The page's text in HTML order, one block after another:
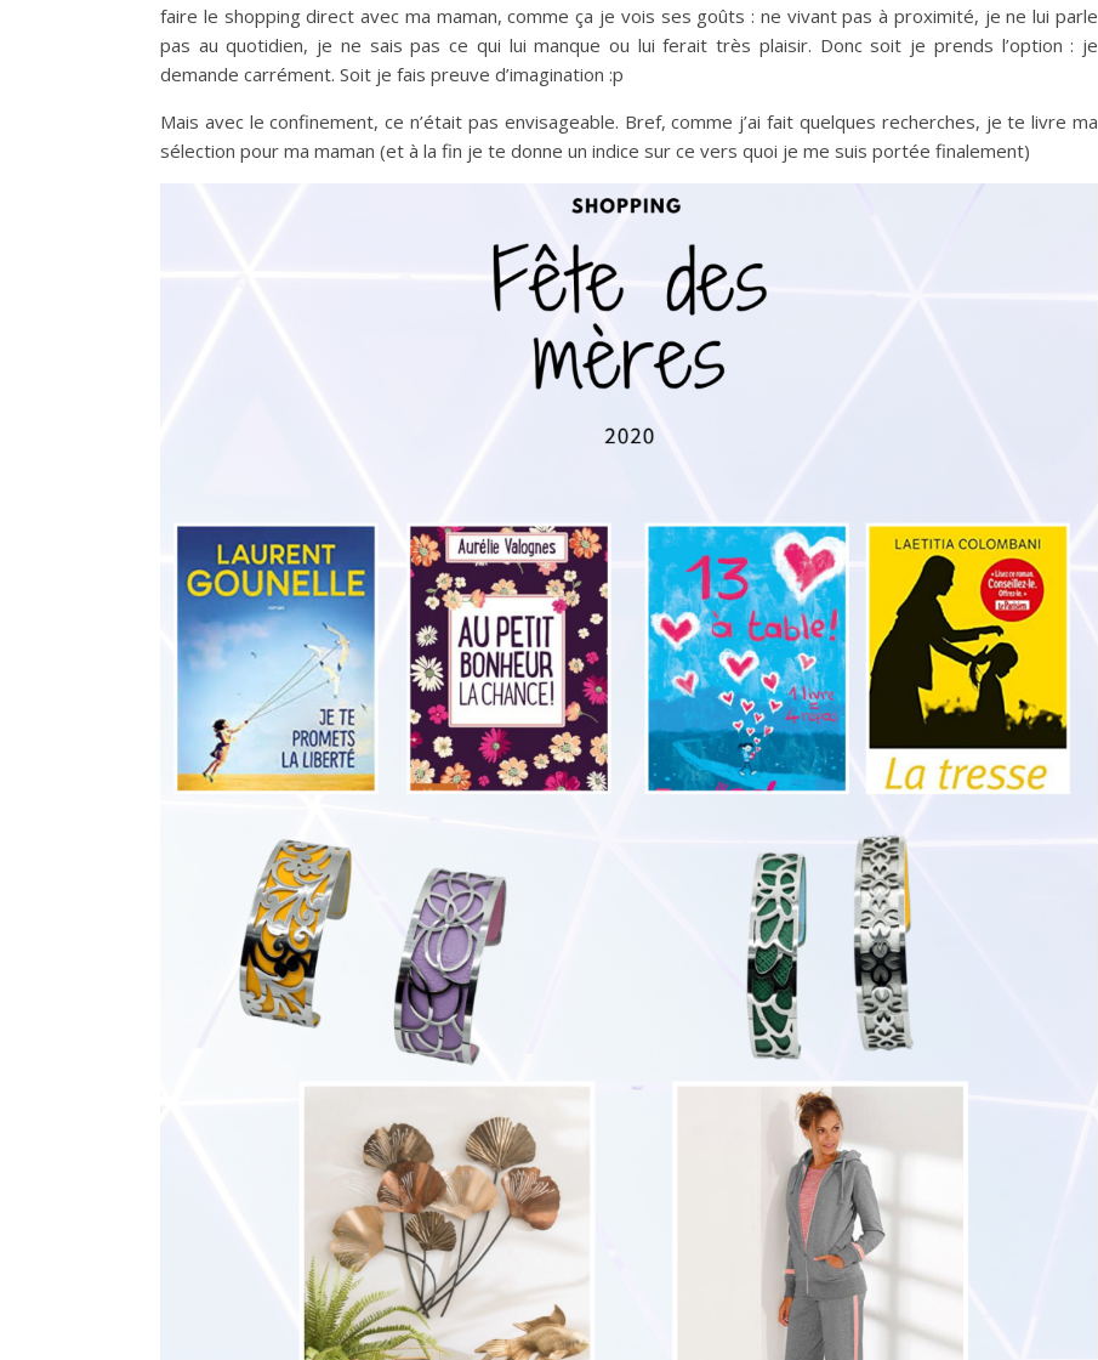
faire le shopping direct avec ma maman, comme ça je vois ses goûts : ne vivant pas à proximité, je ne lui parle
pas au quotidien, je ne sais pas ce qui lui manque ou lui ferait très plaisir. Donc soit je prends l’option : je
demande carrément. Soit je fais preuve d’imagination :p
Mais avec le confinement, ce n’était pas envisageable. Bref, comme j’ai fait quelques recherches, je te livre ma
sélection pour ma maman (et à la fin je te donne un indice sur ce vers quoi je me suis portée finalement)